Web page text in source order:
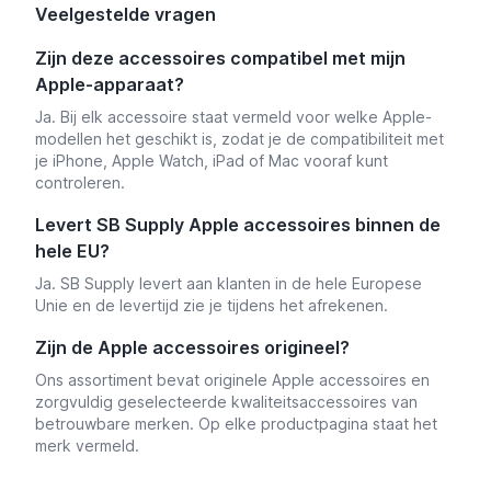
Veelgestelde vragen
Zijn deze accessoires compatibel met mijn
Apple-apparaat?
Ja. Bij elk accessoire staat vermeld voor welke Apple-
modellen het geschikt is, zodat je de compatibiliteit met
je iPhone, Apple Watch, iPad of Mac vooraf kunt
controleren.
Levert SB Supply Apple accessoires binnen de
hele EU?
Ja. SB Supply levert aan klanten in de hele Europese
Unie en de levertijd zie je tijdens het afrekenen.
Zijn de Apple accessoires origineel?
Ons assortiment bevat originele Apple accessoires en
zorgvuldig geselecteerde kwaliteitsaccessoires van
betrouwbare merken. Op elke productpagina staat het
merk vermeld.